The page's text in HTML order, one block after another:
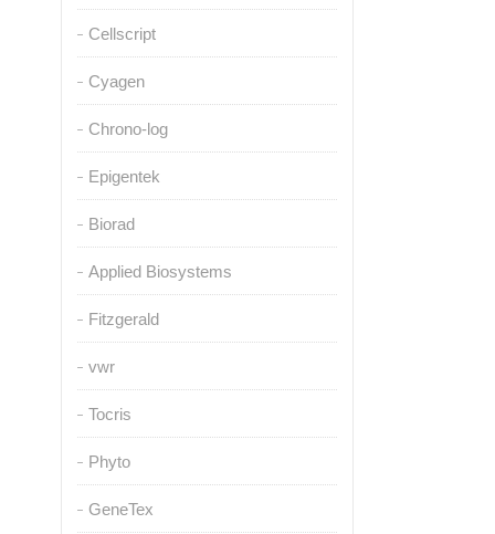
Cellscript
Cyagen
Chrono-log
Epigentek
Biorad
Applied Biosystems
Fitzgerald
vwr
Tocris
Phyto
GeneTex